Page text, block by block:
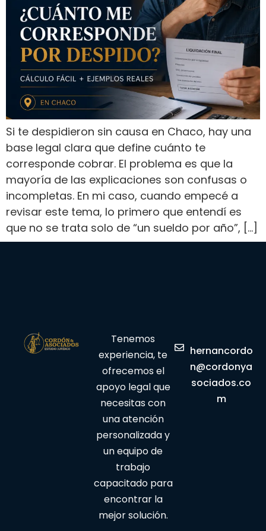
Si te despidieron sin causa en Chaco, hay una
base legal clara que define cuánto te
corresponde cobrar. El problema es que la
mayoría de las explicaciones son confusas o
incompletas. En mi caso, cuando empecé a
revisar este tema, lo primero que entendí es
que no se trata solo de “un sueldo por año”, […]
Tenemos
experiencia, te
ofrecemos el
apoyo legal que
necesitas con
una atención
personalizada y
un equipo de
trabajo
capacitado para
encontrar la
mejor solución.
hernancordo
n@cordonya
sociados.co
m